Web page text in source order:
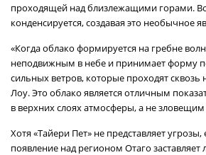
проходящей над близлежащими горами.
конденсируется, создавая это необычное
«Когда облако формируется на гребне
неподвижным в небе и принимает форму
сильных ветров, которые проходят сквозь
Лоу. Это облако является отличным
в верхних слоях атмосферы, а не
Хотя «Тайери Пет» не представляет угрозы,
появление над регионом Отаго заставляет